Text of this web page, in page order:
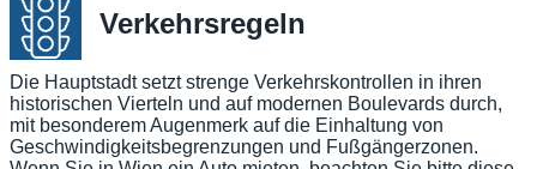
Verkehrsregeln
Die Hauptstadt setzt strenge Verkehrskontrollen in ihren
historischen Vierteln und auf modernen Boulevards durch,
mit besonderem Augenmerk auf die Einhaltung von
Geschwindigkeitsbegrenzungen und Fußgängerzonen.